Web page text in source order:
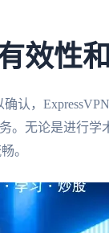
效性
认，
。无论是进行学
。